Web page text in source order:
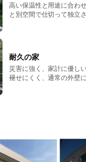
高い保温性と用途に合わ
と別空間で仕切って独立
耐久の家
災害に強く、家計に優し
褪せにくく、通常の外壁